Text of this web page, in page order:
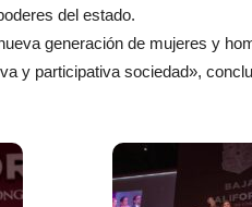
del estado.
generación de mujeres y
y participativa sociedad»,